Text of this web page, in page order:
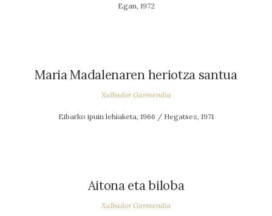
Egan, 1972
Maria Madalenaren heriotza santua
Xalbador Garmendia
Eibarko ipuin lehiaketa, 1966 / Hegatsez, 1971
Aitona eta biloba
Xalbador Garmendia